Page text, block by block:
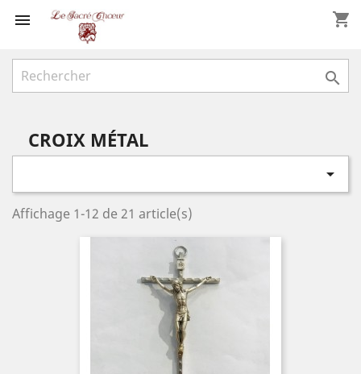
 shopping_cart

CROIX MÉTAL

Affichage 1-12 de 21 article(s)